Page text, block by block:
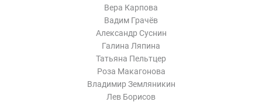
Вера Карпова
Вадим Грачёв
Александр Суснин
Галина Ляпина
Татьяна Пельтцер
Роза Макагонова
Владимир Земляникин
Лев Борисов